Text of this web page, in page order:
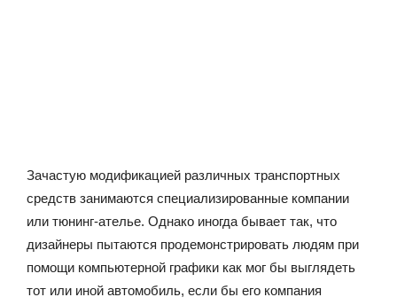
Зачастую модификацией различных транспортных
средств занимаются специализированные компании
или тюнинг-ателье. Однако иногда бывает так, что
дизайнеры пытаются продемонстрировать людям при
помощи компьютерной графики как мог бы выглядеть
тот или иной автомобиль, если бы его компания